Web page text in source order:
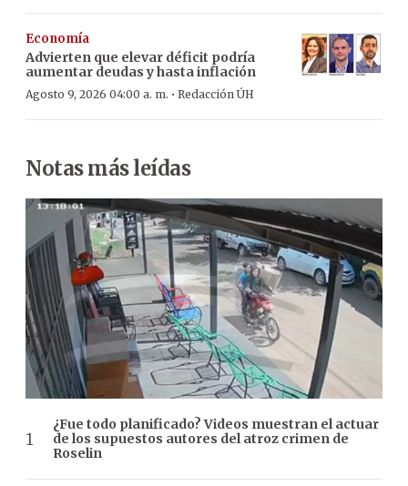
Economía
Advierten que elevar déficit podría
aumentar deudas y hasta inflación
Agosto 9, 2026 04:00 a. m. · Redacción ÚH
Notas más leídas
¿Fue todo planificado? Videos muestran el actuar
de los supuestos autores del atroz crimen de
Roselin